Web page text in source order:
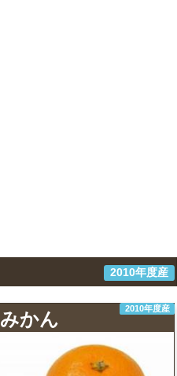
2010年度産
2010年度産
みかん